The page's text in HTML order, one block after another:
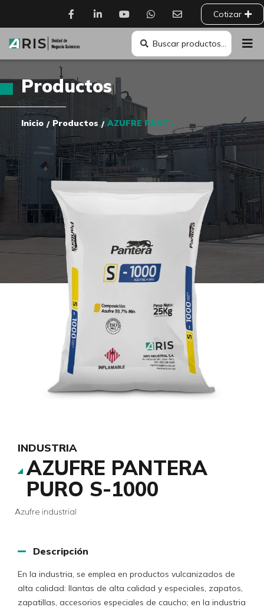
Cotizar
Productos
Inicio / Productos / AZUFRE PANTERA PURO S-1000
INDUSTRIA
AZUFRE PANTERA
PURO S-1000
Azufre industrial
Descripción
En la industria, se emplea en productos vulcanizados de
alta calidad: llantas de alta calidad y especiales, zapatos,
zapatillas, accesorios especiales de caucho; en la industria